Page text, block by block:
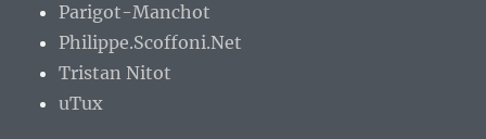
Parigot-Manchot
Philippe.Scoffoni.Net
Tristan Nitot
uTux